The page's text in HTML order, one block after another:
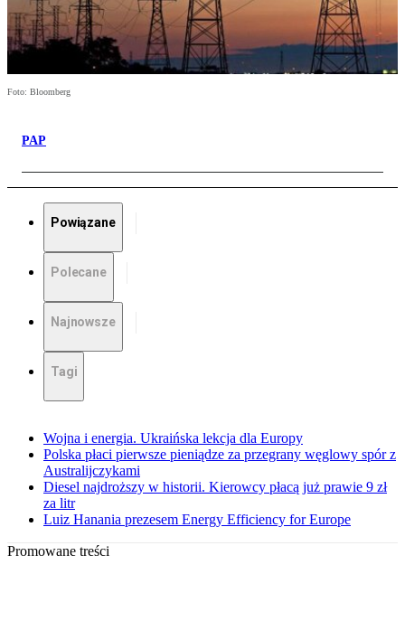
Foto: Bloomberg
PAP
Powiązane
Polecane
Najnowsze
Tagi
Wojna i energia. Ukraińska lekcja dla Europy
Polska płaci pierwsze pieniądze za przegrany węglowy spór z
Australijczykami
Diesel najdroższy w historii. Kierowcy płacą już prawie 9 zł
za litr
Luiz Hanania prezesem Energy Efficiency for Europe
Promowane treści